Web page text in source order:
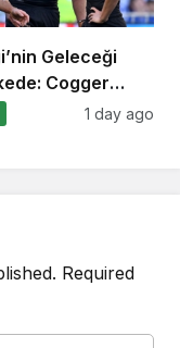
Geleceği
Cogger
1 day ago
Required